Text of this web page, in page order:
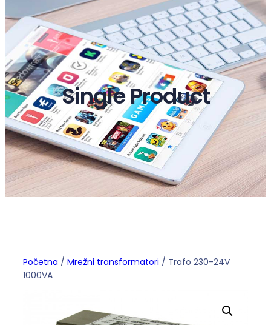
Single Product
Početna / Mrežni transformatori / Trafo 230-24V
1000VA